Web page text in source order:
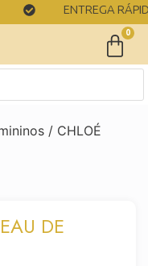
ENTREGA RÁPIDA
0
/ CHLOÉ
DE